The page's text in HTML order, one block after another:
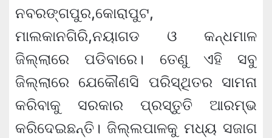
ନବରଙ୍ଗପୁର,କୋରାପୁଟ,
ମାଲକାନଗିରି,ନୟାଗଡ ଓ କନ୍ଧମାଳ
ଜିଲ୍ଲାରେ ପଡିବାରେ। ତେଣୁ ଏହି ସବୁ
ଜିଲ୍ଲାରେ ଯେକୌଣସି ପରିସ୍ଥିତର ସାମନା
କରିବାକୁ ସରକାର ପ୍ରସ୍ତୁତି ଆରମ୍ଭ
କରିଦେଇଛନ୍ତି। ଜିଲ୍ଲପାଳକୁ ମଧ୍ୟ ସଜାଗ